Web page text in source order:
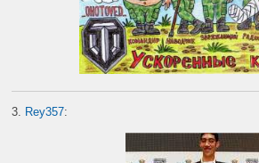
3. Rey357: